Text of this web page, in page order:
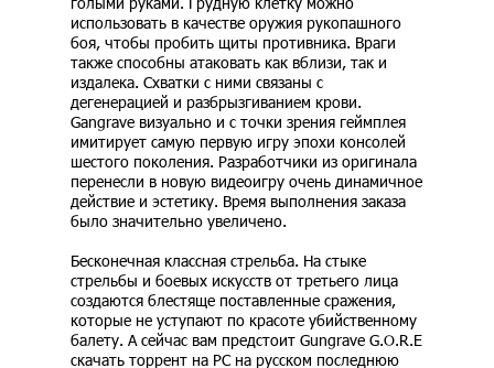
использовать в качестве оружия рукопашного
боя, чтобы пробить щиты противника. Враги
также способны атаковать как вблизи, так и
издалека. Схватки с ними связаны с
дегенерацией и разбрызгиванием крови.
Gangrave визуально и с точки зрения геймплея
имитирует самую первую игру эпохи консолей
шестого поколения. Разработчики из оригинала
перенесли в новую видеоигру очень динамичное
действие и эстетику. Время выполнения заказа
было значительно увеличено.
Бесконечная классная стрельба. На стыке
стрельбы и боевых искусств от третьего лица
создаются блестяще поставленные сражения,
которые не уступают по красоте убийственному
балету. А сейчас вам предстоит Gungrave G.O.R.E
скачать торрент на PC на русском последнюю